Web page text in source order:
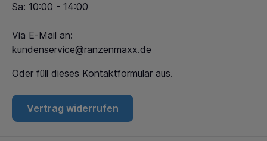
Sa: 10:00 - 14:00
Via E-Mail an:
kundenservice@ranzenmaxx.de
Oder füll dieses Kontaktformular aus.
Vertrag widerrufen